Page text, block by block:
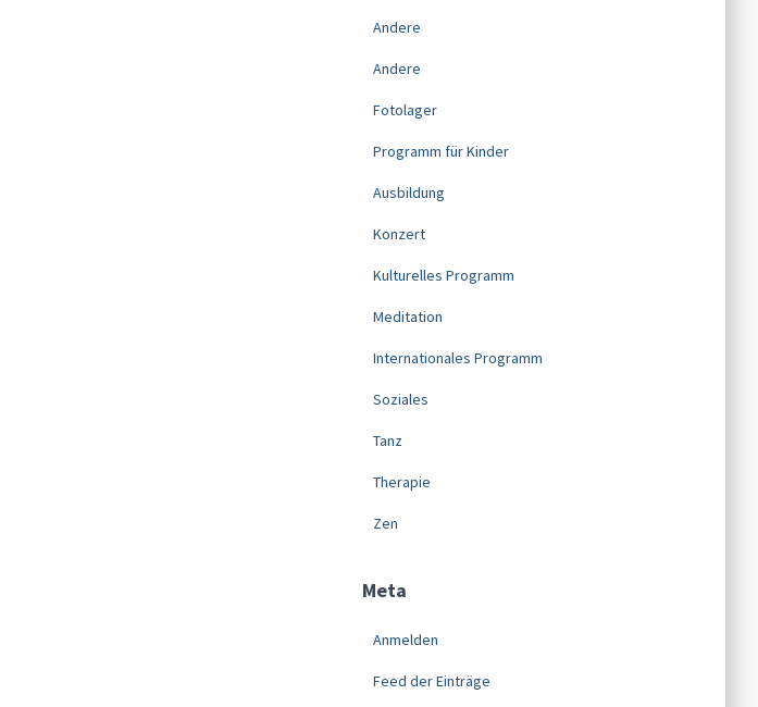
Andere
Andere
Fotolager
Programm für Kinder
Ausbildung
Konzert
Kulturelles Programm
Meditation
Internationales Programm
Soziales
Tanz
Therapie
Zen
Meta
Anmelden
Feed der Einträge